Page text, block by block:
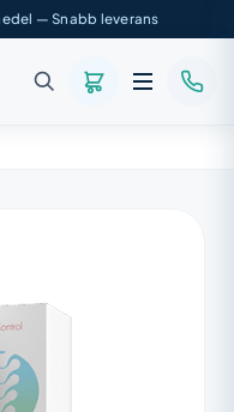
— Snabb leverans